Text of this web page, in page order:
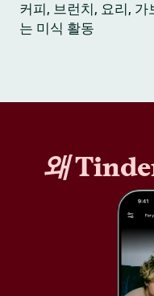
커피, 브런치, 요리,
는 미식 활동
왜